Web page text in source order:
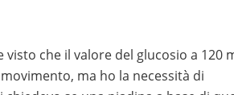
che il valore del glucosio a 120
ma ho la necessità di